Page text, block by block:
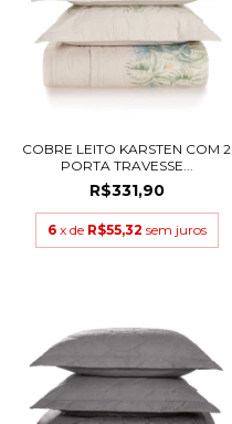
COBRE LEITO KARSTEN COM 2
PORTA TRAVESSE...
R$331,90
6 x de R$55,32 sem juros